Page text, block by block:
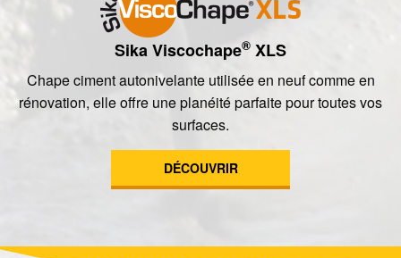
Sika Viscochape® XLS
Chape ciment autonivelante utilisée en neuf comme en
rénovation, elle offre une planéité parfaite pour toutes vos
surfaces.
DÉCOUVRIR